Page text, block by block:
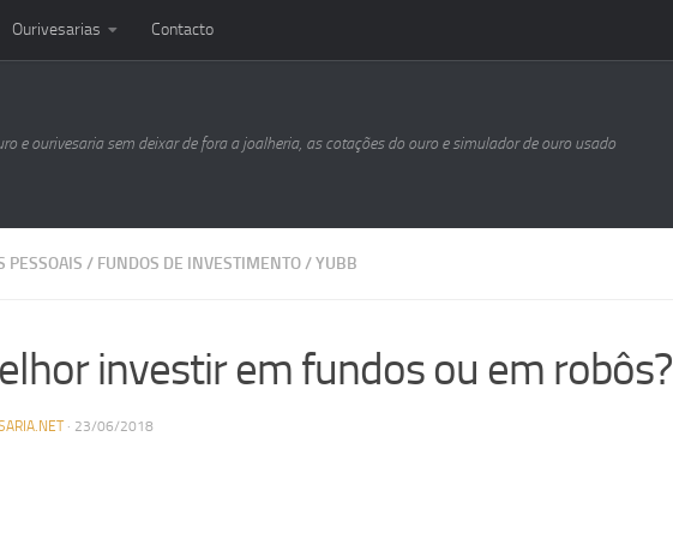
Ourivesarias Contacto
e ourivesaria sem deixar de fora a joalheria, as cotações do ouro e simulador de ouro usado
PESSOAIS / FUNDOS DE INVESTIMENTO/YUBB
investir em fundos ou em robôs?
· 23/06/2018